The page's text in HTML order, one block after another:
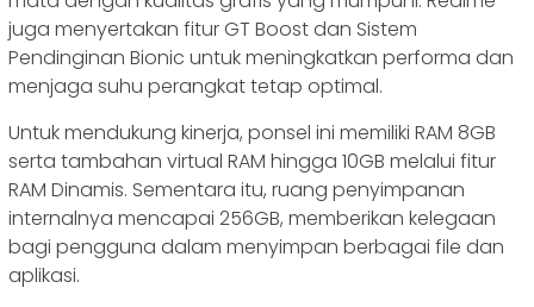
juga menyertakan fitur GT Boost dan Sistem
Pendinginan Bionic untuk meningkatkan performa dan
menjaga suhu perangkat tetap optimal.
Untuk mendukung kinerja, ponsel ini memiliki RAM 8GB
serta tambahan virtual RAM hingga 10GB melalui fitur
RAM Dinamis. Sementara itu, ruang penyimpanan
internalnya mencapai 256GB, memberikan kelegaan
bagi pengguna dalam menyimpan berbagai file dan
aplikasi.